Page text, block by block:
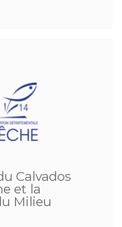
Calvados
et la
Milieu